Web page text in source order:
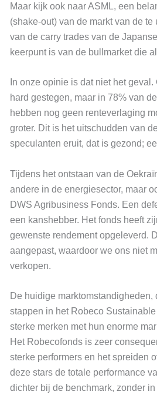
Maar kijk ook naar ASML, een
(shake-out) van de markt van de
van de carry trades van de
keerpunt is van de bullmarket die
In onze opinie is dat niet het
hard gestegen, maar in 78% van
hebben nog geen renteverlaging
groter. Dit is het uitschudden van
speculanten eruit, dat is gezond;
Tijdens het ontstaan van de
andere in de energiesector, maar
DWS Agribusiness Fonds. Een
een kanshebber. Het fonds heeft
gewenste rendement opgeleverd.
aangepast, waardoor we ons niet
verkopen.
De huidige
stappen in het Robeco
sterke merken met hun enorme
Het Robecofonds is zeer
sterke performers en het spreiden
deze stars de totale performance
dichter bij de benchmark, zonder